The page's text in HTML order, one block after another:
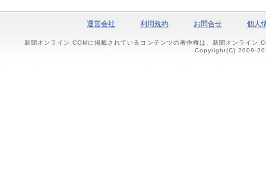
運営会社 利用規約 お問合せ 個人
新聞オンライン.COMに掲載されているコンテンツの著作権は、新聞オンライン
Copyright(C) 2009-